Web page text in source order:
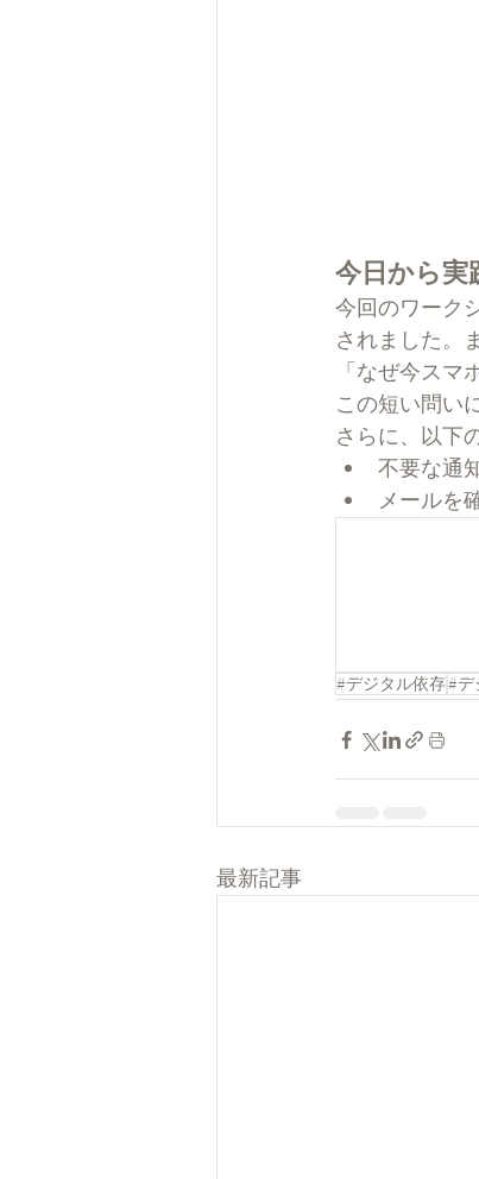
今日から実
今回のワーク
されました。
「なぜ今スマ
この短い問い
さらに、以下
不要な通
メールを
#デジタル依存#デ
最新記事